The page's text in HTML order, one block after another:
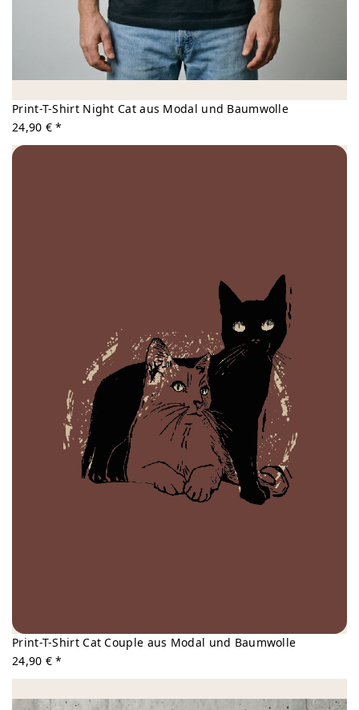
Print-T-Shirt Night Cat aus Modal und Baumwolle
24,90 € *
Print-T-Shirt Cat Couple aus Modal und Baumwolle
24,90 € *